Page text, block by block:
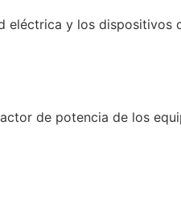
eléctrica y los dispositivos
de potencia de los